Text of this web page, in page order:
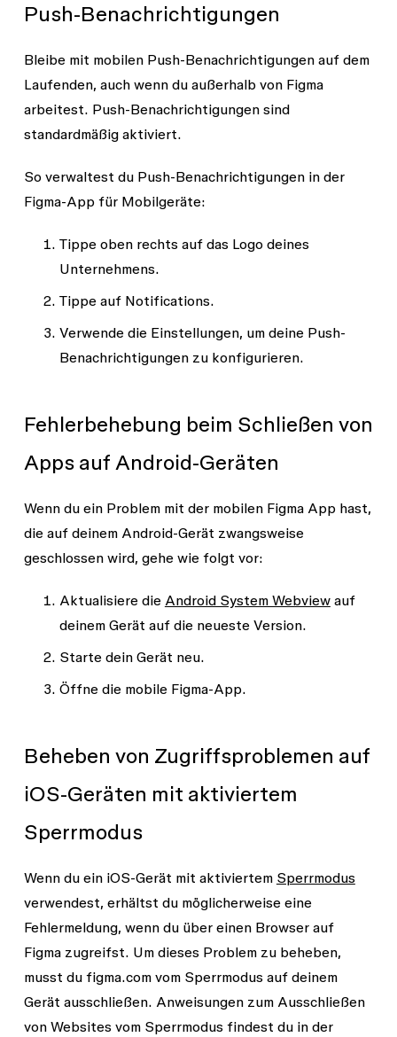
Push-Benachrichtigungen
Bleibe mit mobilen Push-Benachrichtigungen auf dem
Laufenden, auch wenn du außerhalb von Figma
arbeitest. Push-Benachrichtigungen sind
standardmäßig aktiviert.
So verwaltest du Push-Benachrichtigungen in der
Figma-App für Mobilgeräte:
Tippe oben rechts auf das Logo deines
Unternehmens.
Tippe auf Notifications.
Verwende die Einstellungen, um deine Push-
Benachrichtigungen zu konfigurieren.
Fehlerbehebung beim Schließen von
Apps auf Android-Geräten
Wenn du ein Problem mit der mobilen Figma App hast,
die auf deinem Android-Gerät zwangsweise
geschlossen wird, gehe wie folgt vor:
Aktualisiere die Android System Webviewauf
deinem Gerät auf die neueste Version.
Starte dein Gerät neu.
Öffne die mobile Figma-App.
Beheben von Zugriffsproblemen auf
iOS-Geräten mit aktiviertem
Sperrmodus
Wenn du ein iOS-Gerät mit aktiviertem Sperrmodus
verwendest, erhältst du möglicherweise eine
Fehlermeldung, wenn du über einen Browser auf
Figma zugreifst. Um dieses Problem zu beheben,
musst du figma.com vom Sperrmodus auf deinem
Gerät ausschließen. Anweisungen zum Ausschließen
von Websites vom Sperrmodus findest du in der